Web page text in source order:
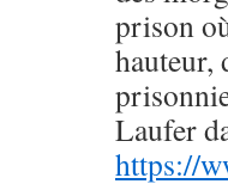
prison
hauteur,
Laufer
https://